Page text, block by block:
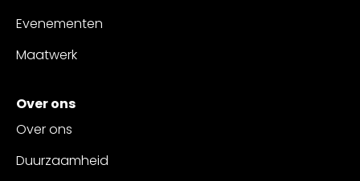
Evenementen
Maatwerk
Over ons
Over ons
Duurzaamheid